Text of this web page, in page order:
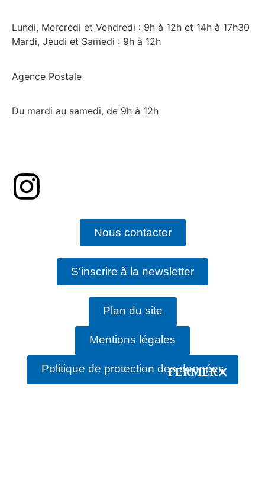
Lundi, Mercredi et Vendredi : 9h à 12h et 14h à 17h30
Mardi, Jeudi et Samedi : 9h à 12h
Agence Postale
Du mardi au samedi, de 9h à 12h
Nous contacter
S'inscrire à la newsletter
Plan du site
Mentions légales
Politique de protection des données
FERMER